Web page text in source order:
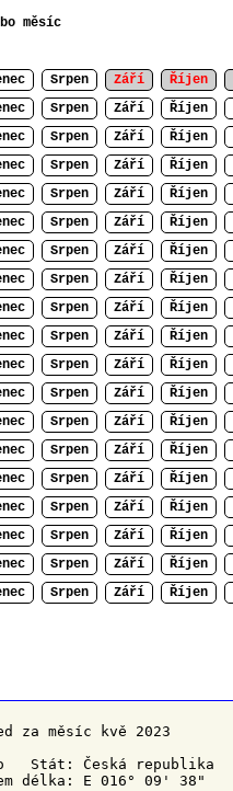
měsíc
Srpen Září Říjen
Srpen Září Říjen
Srpen Září Říjen
Srpen Září Říjen
Srpen Září Říjen
Srpen Září Říjen
Srpen Září Říjen
Srpen Září Říjen
Srpen Září Říjen
Srpen Září Říjen
Srpen Září Říjen
Srpen Září Říjen
Srpen Září Říjen
Srpen Září Říjen
Srpen Září Říjen
Srpen Září Říjen
Srpen Září Říjen
Srpen Září Říjen
Srpen Září Říjen
měsíc kvě 2023
Stát: Česká republika
délka: E 016° 09' 38"